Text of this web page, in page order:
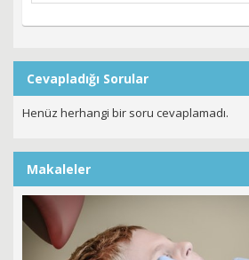
Cevapladığı Sorular
Henüz herhangi bir soru cevaplamadı.
Makaleler